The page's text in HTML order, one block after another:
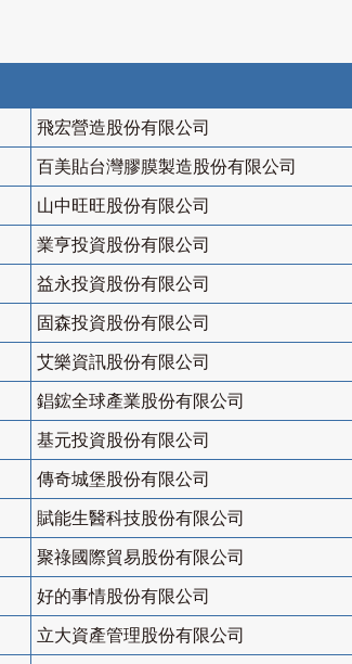
飛宏營造股份有限公司
百美貼台灣膠膜製造股份有限公司
山中旺旺股份有限公司
業亨投資股份有限公司
益永投資股份有限公司
固森投資股份有限公司
艾樂資訊股份有限公司
錩鋐全球產業股份有限公司
基元投資股份有限公司
傳奇城堡股份有限公司
賦能生醫科技股份有限公司
聚祿國際貿易股份有限公司
好的事情股份有限公司
立大資產管理股份有限公司